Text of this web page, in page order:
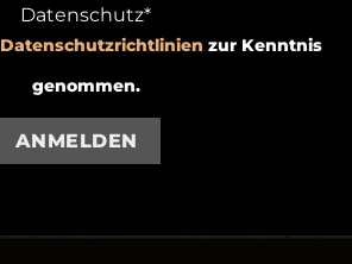
Datenschutz*
Datenschutzrichtlinien zur Kenntnis
genommen.
ANMELDEN